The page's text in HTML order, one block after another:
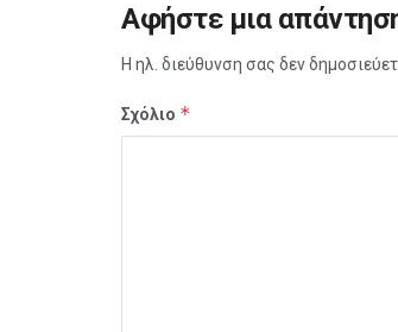
Αφήστε μια
Η ηλ. διεύθυνση σας δεν
Σχόλιο *